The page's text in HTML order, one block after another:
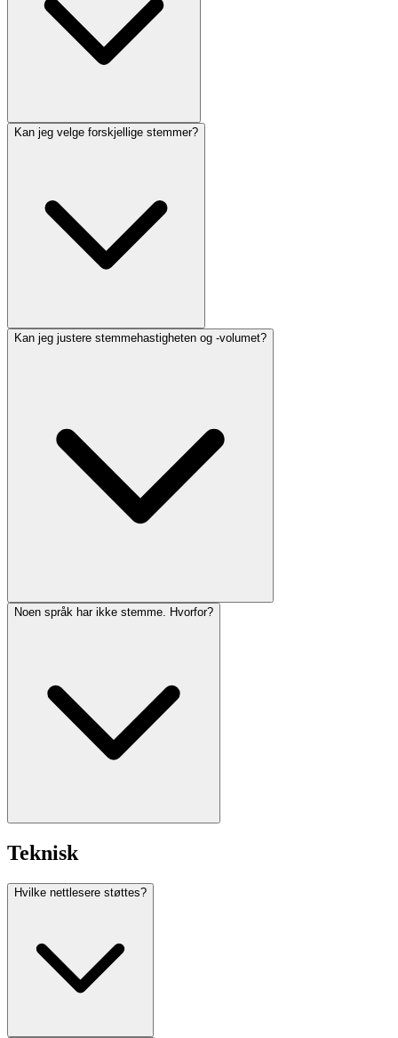
Kan jeg velge forskjellige stemmer?
Kan jeg justere stemmehastigheten og -volumet?
Noen språk har ikke stemme. Hvorfor?
Teknisk
Hvilke nettlesere støttes?